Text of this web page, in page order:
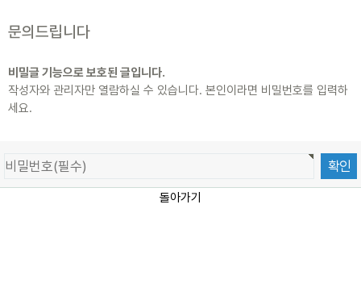
문의드립니다
비밀글 기능으로 보호된 글입니다.
작성자와 관리자만 열람하실 수 있습니다. 본인이라면 비밀번호를 입력하
세요.
돌아가기